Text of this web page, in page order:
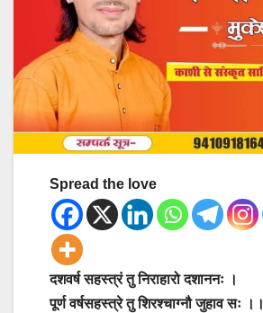
Spread the love
दशवर्ष सहस्त्रं तु निराहारो दशाननः ।
पूर्ण वर्षसहस्त्रे तु शिरश्चाग्नौ जुहाव सः ।।